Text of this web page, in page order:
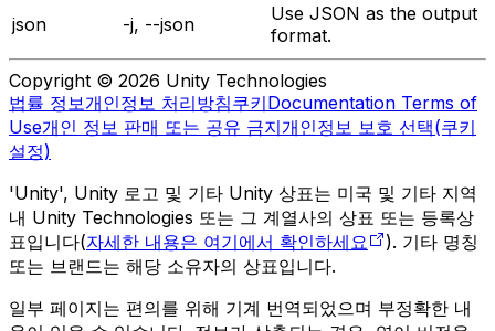
json
-j, --json
Use JSON as the output
format.
Copyright © 2026 Unity Technologies
법률 정보개인정보 처리방침쿠키Documentation Terms of
Use개인 정보 판매 또는 공유 금지개인정보 보호 선택(쿠키
설정)
'Unity', Unity 로고 및 기타 Unity 상표는 미국 및 기타 지역
내 Unity Technologies 또는 그 계열사의 상표 또는 등록상
표입니다(자세한 내용은 여기에서 확인하세요
). 기타 명칭
또는 브랜드는 해당 소유자의 상표입니다.
일부 페이지는 편의를 위해 기계 번역되었으며 부정확한 내